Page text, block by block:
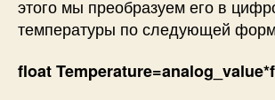
этого мы преобразуем его в
температуры по следующей
float